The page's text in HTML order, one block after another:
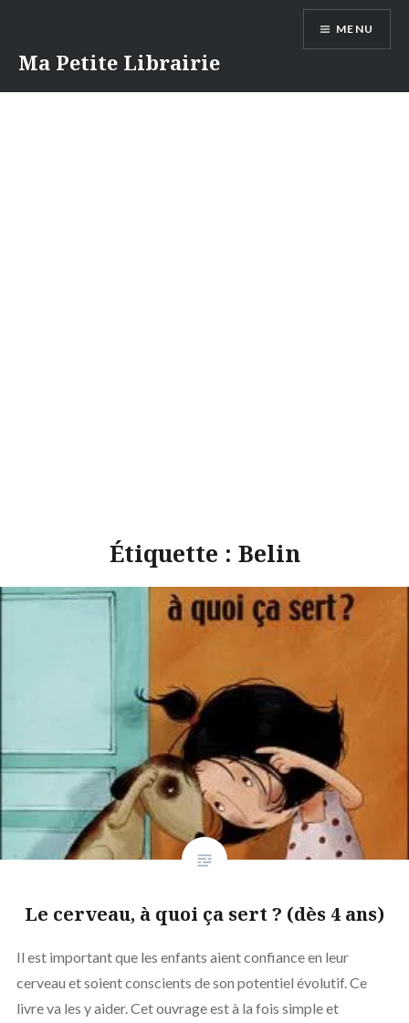
contenu
Ma Petite Librairie
MENU
Étiquette : Belin
Le cerveau, à quoi ça sert ? (dès 4 ans)
Il est important que les enfants aient confiance en leur
cerveau et soient conscients de son potentiel évolutif. Ce
livre va les y aider. Cet ouvrage est à la fois simple et